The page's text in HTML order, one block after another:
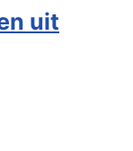
uit